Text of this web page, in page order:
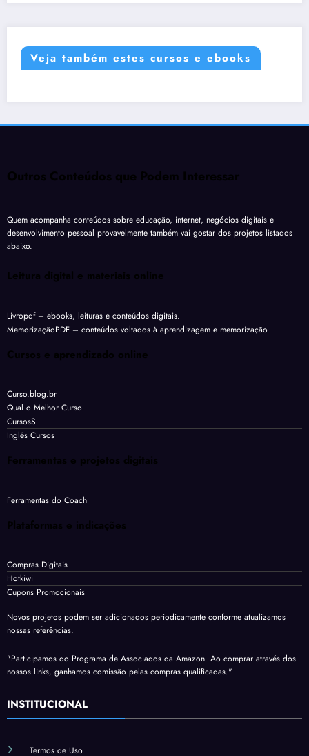
Veja também estes cursos e ebooks
Outros Conteúdos que Podem Interessar
Quem acompanha conteúdos sobre educação, internet, negócios digitais e
desenvolvimento pessoal provavelmente também vai gostar dos projetos listados
abaixo.
Leitura digital e materiais online
Livropdf– ebooks, leituras e conteúdos digitais.
MemorizaçãoPDF – conteúdos voltados à aprendizagem e memorização.
Cursos e aprendizado online
Curso.blog.br
Qual o Melhor Curso
CursosS
Inglês Cursos
Ferramentas e projetos digitais
Ferramentas do Coach
Plataformas e indicações
Compras Digitais
Hotkiwi
Cupons Promocionais
Novos projetos podem ser adicionados periodicamente conforme atualizamos
nossas referências.
"Participamos do Programa de Associados da Amazon. Ao comprar através dos
nossos links, ganhamos comissão pelas compras qualificadas."
INSTITUCIONAL
Termos de Uso